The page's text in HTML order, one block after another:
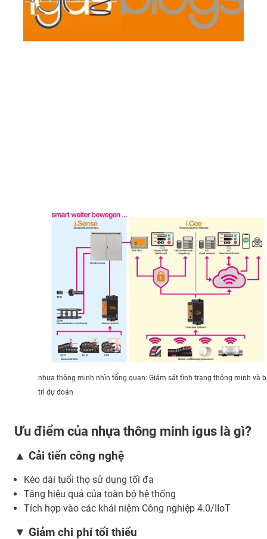
nhựa thông minh nhìn tổng quan: Giám sát tình trạng thông minh và
trì dự đoán
Ưu điểm của nhựa thông minh igus là gì?
▲ Cải tiến công nghệ
Kéo dài tuổi thọ sử dụng tối đa
Tăng hiệu quả của toàn bộ hệ thống
Tích hợp vào các khái niệm Công nghiệp 4.0/IIoT
▼ Giảm chi phí tối thiểu